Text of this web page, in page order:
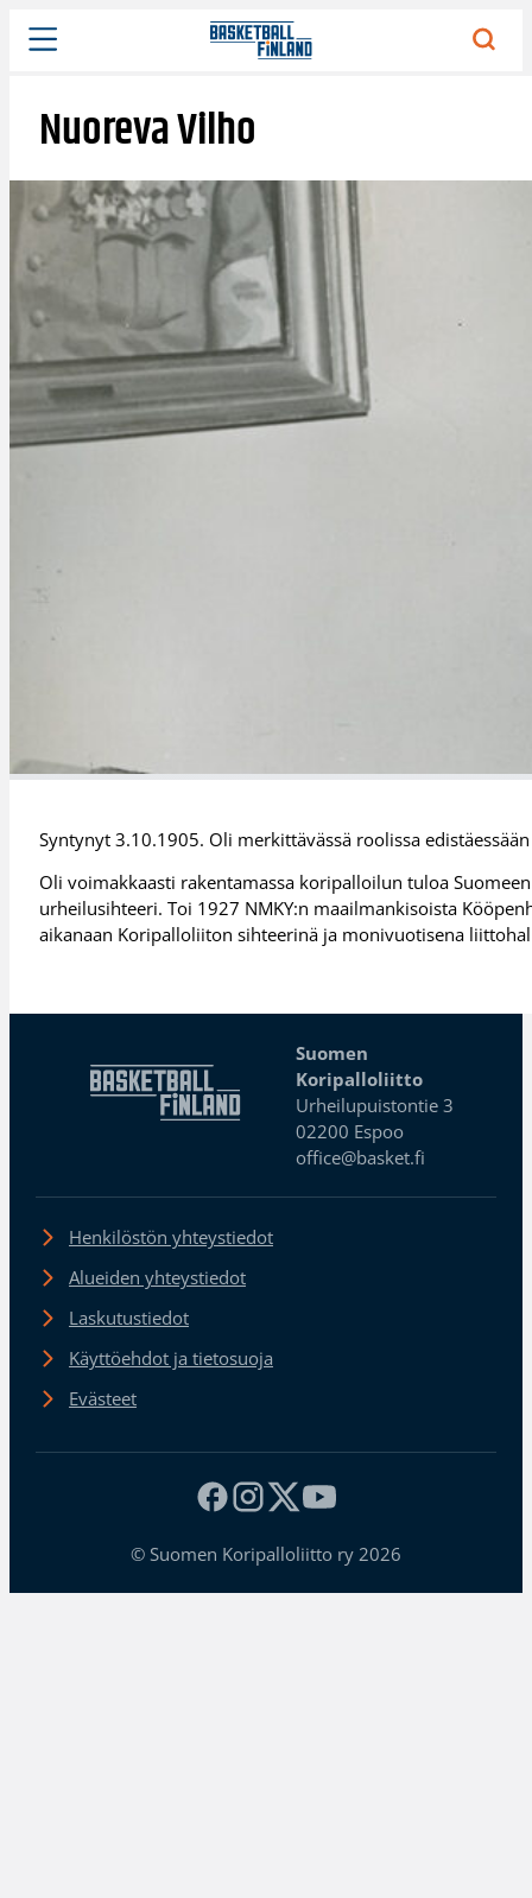
Siirry
sisältöön
Nuoreva Vilho
Syntynyt 3.10.1905. Oli merkittävässä roolissa edistäessään
Oli voimakkaasti rakentamassa koripalloilun tuloa
urheilusihteeri. Toi 1927 NMKY:n maailmankisoista
aikanaan Koripalloliiton sihteerinä ja monivuotisena
Suomen
Koripalloliitto
Urheilupuistontie 3
02200 Espoo
office@basket.fi
Henkilöstön yhteystiedot
Alueiden yhteystiedot
Laskutustiedot
Käyttöehdot ja tietosuoja
Evästeet
© Suomen Koripalloliitto ry 2026